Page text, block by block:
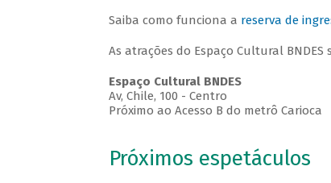
Saiba como funciona a reserva de
As atrações do Espaço Cultural
Espaço Cultural BNDES
Av, Chile, 100 - Centro
Próximo ao Acesso B do metrô Carioca
Próximos espetáculos